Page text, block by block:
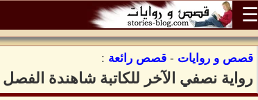
☰
قصص و روايات - قصص رائعة :
رواية نصفي الآخر للكاتبة شاهندة